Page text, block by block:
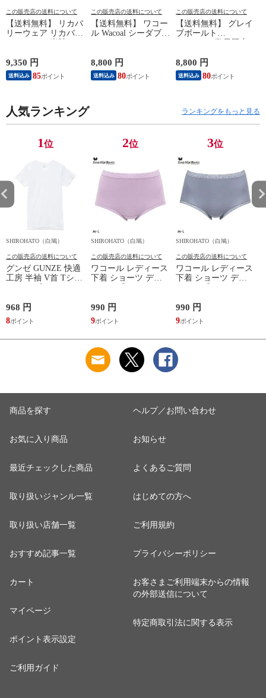
この販売店の送料について
【送料無料】 リカバ
リーウェア リカバリ
ーパジャマ 半袖 メ
ームウェア パジャマ
リカバリーケア 7分
丈パンツ 疲労回復
9,350 円
送料込み 85
この販売店の送料について
【送料無料】 ワコー
ル Wacoal シーダブリ
JYURYU 柔流 ジュウ
リュウ メンズ トッ
プ SML ハイネック
8,800 円
送料込み 80
この販売店の送料について
【送料無料】 グレイ
ブボールト
Gravevault 数量限定
サーパンツ おまかせ
3P 福袋 ショート ロ
ーライズ 3枚セット
8,800 円
送料込み 80
人気ランキング ランキングをもっと見る
1位
SHIROHATO（白鳩）
この販売店の送料について
グンゼ GUNZE 快適
工房 半袖 V首 Tシャ
ツ メンズ インナー
本製 抗菌防臭
968 円
8
2位
SHIROHATO（白鳩）
この販売店の送料について
ワコール レディース
下着 ショーツ ディ
アヒップショーツ
スタンダード ノーマ
ルショーツ ML
Wacoal
990 円
9
3位
SHIROHATO（白鳩）
この販売店の送料について
ワコール レディース
下着 ショーツ ディ
アヒップショーツ
スタンダード ノーマ
ルショーツ ML
Wacoal
990 円
9
商品を探す
お気に入り商品
最近チェックした商品
取り扱いジャンル一覧
取り扱い店舗一覧
おすすめ記事一覧
カート
マイページ
ポイント表示設定
ご利用ガイド
ヘルプ／お問い合わせ
お知らせ
よくあるご質問
はじめての方へ
ご利用規約
プライバシーポリシー
お客さまご利用端末からの情報
の外部送信について
特定商取引法に関する表示